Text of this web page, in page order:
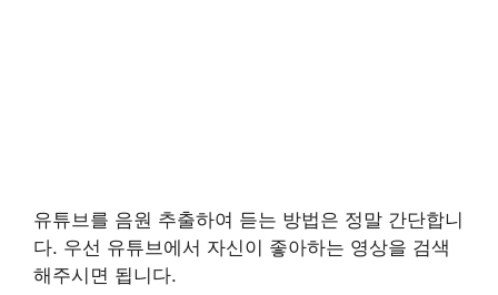
유튜브를 음원 추출하여 듣는 방법은 정말 간단합니
다. 우선 유튜브에서 자신이 좋아하는 영상을 검색
해주시면 됩니다.